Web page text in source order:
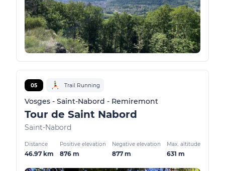
05 Trail Running
Vosges - Saint-Nabord - Remiremont
Tour de Saint Nabord
Saint-Nabord
Distance
46.97 km
Positive elevation
876 m
Negative elevation
877 m
Max. altitude
631 m